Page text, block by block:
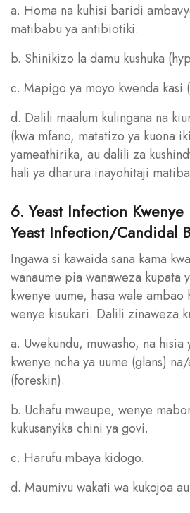
a. Homa na kuhisi baridi
matibabu ya antibiotiki.
b. Shinikizo la damu kushuka
c. Mapigo ya moyo kwenda kasi
d. Dalili maalum kulingana na
(kwa mfano, matatizo ya kuona
yameathirika, au dalili za
hali ya dharura inayohitaji
6. Yeast Infection Kwenye
Yeast Infection/Candidal
Ingawa si kawaida sana kama
wanaume pia wanaweza kupata
kwenye uume, hasa wale ambao
wenye kisukari. Dalili zinaweza
a. Uwekundu, muwasho, na hisia
kwenye ncha ya uume (glans)
(foreskin).
b. Uchafu mweupe, wenye
kukusanyika chini ya govi.
c. Harufu mbaya kidogo.
d. Maumivu wakati wa kukojoa